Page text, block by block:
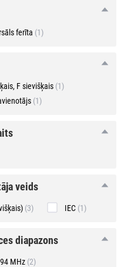
ferīta (1)
F sievišķais (1)
(1)
veids
(3) IEC (1)
diapazons
MHz (2)